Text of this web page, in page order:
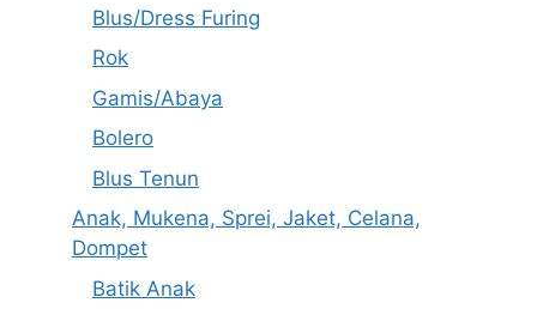
Blus/Dress Furing
Rok
Gamis/Abaya
Bolero
Blus Tenun
Anak, Mukena, Sprei, Jaket, Celana,
Dompet
Batik Anak